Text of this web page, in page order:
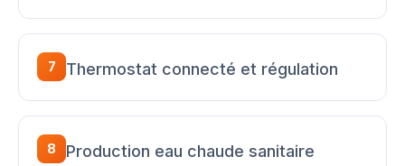
7 Thermostat connecté et régulation
8 Production eau chaude sanitaire